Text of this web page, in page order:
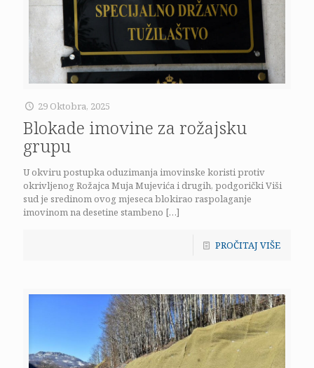
29 Oktobra, 2025
Blokade imovine za rožajsku
grupu
U okviru postupka oduzimanja imovinske koristi protiv
okrivljenog Rožajca Muja Mujevića i drugih, podgorički Viši
sud je sredinom ovog mjeseca blokirao raspolaganje
imovinom na desetine stambeno […]
PROČITAJ VIŠE